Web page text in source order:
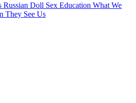
Russian Doll Sex Education What We
They See Us